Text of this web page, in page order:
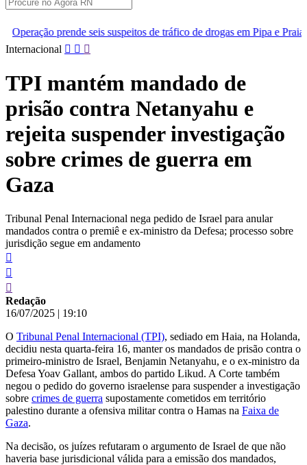
suspeitos de tráfico de drogas em Pipa e Praia do Madeiro
Pular
conteúdo
Internacional
TPI mantém mandado de
prisão contra Netanyahu e
rejeita suspender investigação
sobre crimes de guerra em
Gaza
Tribunal Penal Internacional nega pedido de Israel para anular
mandados contra o premiê e ex-ministro da Defesa; processo sobre
jurisdição segue em andamento
Redação
16/07/2025 | 19:10
O Tribunal Penal Internacional (TPI), sediado em Haia, na Holanda,
decidiu nesta quarta-feira 16, manter os mandados de prisão contra o
primeiro-ministro de Israel, Benjamin Netanyahu, e o ex-ministro da
Defesa Yoav Gallant, ambos do partido Likud. A Corte também
negou o pedido do governo israelense para suspender a investigação
sobre crimes de guerra supostamente cometidos em território
palestino durante a ofensiva militar contra o Hamas na Faixa de
Gaza.
Na decisão, os juízes refutaram o argumento de Israel de que não
haveria base jurisdicional válida para a emissão dos mandados,